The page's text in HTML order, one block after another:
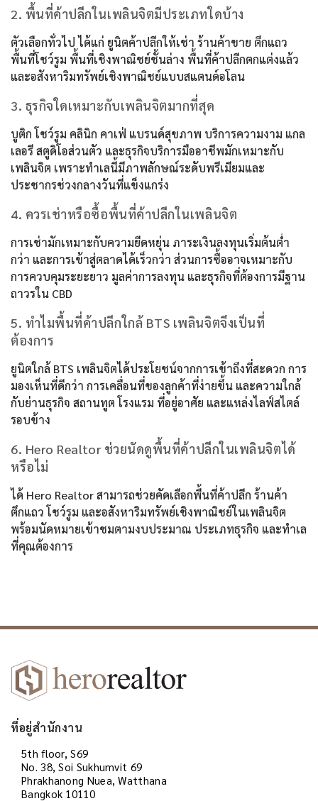
2. พื้นที่ค้าปลีกในเพลินจิตมีประเภทใดบ้าง
ตัวเลือกทั่วไป ได้แก่ ยูนิตค้าปลีกให้เช่า ร้านค้าขาย ตึกแถว
พื้นที่โชว์รูม พื้นที่เชิงพาณิชย์ชั้นล่าง พื้นที่ค้าปลีกตกแต่งแล้ว
และอสังหาริมทรัพย์เชิงพาณิชย์แบบสแตนด์อโลน
3. ธุรกิจใดเหมาะกับเพลินจิตมากที่สุด
บูติก โชว์รูม คลินิก คาเฟ่ แบรนด์สุขภาพ บริการความงาม แกล
เลอรี สตูดิโอส่วนตัว และธุรกิจบริการมืออาชีพมักเหมาะกับ
เพลินจิต เพราะทำเลนี้มีภาพลักษณ์ระดับพรีเมียมและ
ประชากรช่วงกลางวันที่แข็งแกร่ง
4. ควรเช่าหรือซื้อพื้นที่ค้าปลีกในเพลินจิต
การเช่ามักเหมาะกับความยืดหยุ่น ภาระเงินลงทุนเริ่มต้นต่ำ
กว่า และการเข้าสู่ตลาดได้เร็วกว่า ส่วนการซื้ออาจเหมาะกับ
การควบคุมระยะยาว มูลค่าการลงทุน และธุรกิจที่ต้องการมีฐาน
ถาวรใน CBD
5. ทำไมพื้นที่ค้าปลีกใกล้ BTS เพลินจิตจึงเป็นที่
ต้องการ
ยูนิตใกล้ BTS เพลินจิตได้ประโยชน์จากการเข้าถึงที่สะดวก การ
มองเห็นที่ดีกว่า การเคลื่อนที่ของลูกค้าที่ง่ายขึ้น และความใกล้
กับย่านธุรกิจ สถานทูต โรงแรม ที่อยู่อาศัย และแหล่งไลฟ์สไตล์
รอบข้าง
6. Hero Realtor ช่วยนัดดูพื้นที่ค้าปลีกในเพลินจิตได้
หรือไม่
ได้ Hero Realtor สามารถช่วยคัดเลือกพื้นที่ค้าปลีก ร้านค้า
ตึกแถว โชว์รูม และอสังหาริมทรัพย์เชิงพาณิชย์ในเพลินจิต
พร้อมนัดหมายเข้าชมตามงบประมาณ ประเภทธุรกิจ และทำเล
ที่คุณต้องการ
ที่อยู่สำนักงาน
5th floor, S69
No. 38, Soi Sukhumvit 69
Phrakhanong Nuea, Watthana
Bangkok 10110